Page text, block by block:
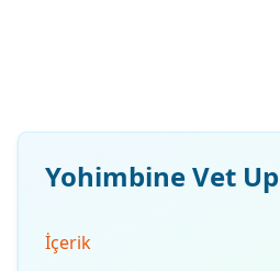
Yohimbine Vet Up
İçerik